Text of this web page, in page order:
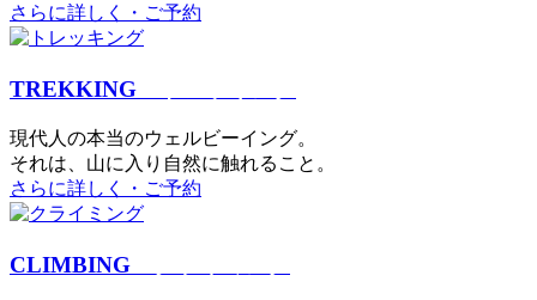
さらに詳しく・ご予約
TREKKING
現代⼈の本当のウェルビーイング。
それは、⼭に⼊り⾃然に触れること。
さらに詳しく・ご予約
CLIMBING